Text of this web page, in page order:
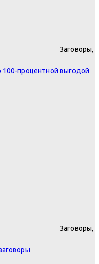
Заговоры,
100-процентной выгодой
Заговоры,